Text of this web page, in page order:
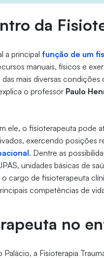
da
a principal função de um
manuais, físicos e
das mais diversas
o professor Paulo
ele, o fisioterapeuta pode
exercendo posições
. Dentre as
unidades básicas de
o cargo de fisioterapeuta
competências de
no
Palácio, a Fisioterapia